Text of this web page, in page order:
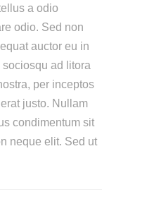
a odio
odio. Sed non
auctor eu in
ad litora
per inceptos
justo. Nullam
condimentum sit
neque elit. Sed ut